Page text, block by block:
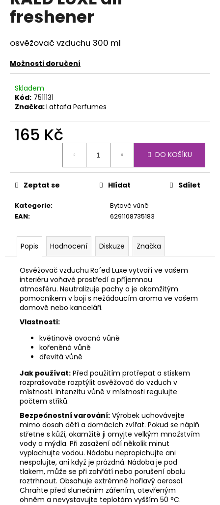
0,0
hvězdiček.
freshener
osvěžovač vzduchu 300 ml
Možnosti doručení
Skladem
Kód: 7511131
Značka:Lattafa Perfumes
165 Kč
DO KOŠÍKU
Kategorie:
Bytové vůně
EAN: 6291108735183
Zeptat se Hlídat Sdílet
Popis Hodnocení Diskuze Značka
Osvěžovač vzduchu Ra´ed Luxe vytvoří ve vašem
interiéru voňavé prostředí a příjemnou
atmosféru. Neutralizuje pachy a je okamžitým
pomocníkem v boji s nežádoucím aroma ve vašem
domově nebo kanceláři.
Vlastnosti:
květinově ovocná vůně
kořeněná vůně
dřevitá vůně
Jak používat: Před použitím protřepat a stiskem
rozprašovače rozptýlit osvěžovač do vzduch v
místnosti. Intenzitu vůně v místnosti regulujte
počtem střiků.
Bezpečnostní varování: Výrobek uchovávejte
mimo dosah dětí a domácích zvířat. Pokud se náplň
střetne s kůží, okamžitě ji omyjte velkým množstvím
vody a mýdla. Při zasažení očí několik minut
vyplachujte vodou. Nádobu nepropichujte ani
nespalujte, ani když je prázdná. Nádoba je pod
tlakem, může se při zahřátí nebo porušení obalu
roztrhnout. Obsahuje extrémně hořlavý aerosol.
Chraňte před slunečním zářením, otevřeným
ohněm a nevystavujte teplotám vyšším 50 °C.
a
j
í
t
?
o
u
č
e